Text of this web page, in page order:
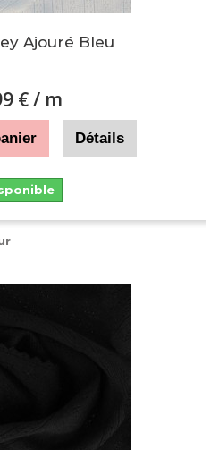
Ajouré Bleu
€/ m
Détails